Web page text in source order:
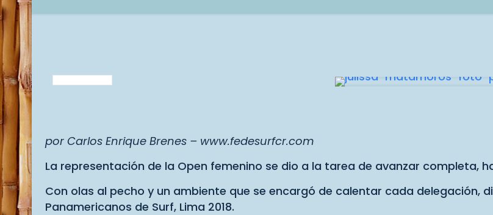
por Carlos Enrique Brenes – www.fedesurfcr.com
La representación de la Open femenino se dio a la tarea de avanzar completa,
Con olas al pecho y un ambiente que se encargó de calentar cada delegación,
Panamericanos de Surf, Lima 2018.